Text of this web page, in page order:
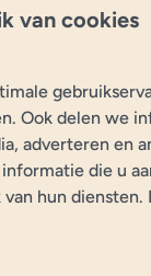
van cookies
Ook delen we
adverteren en
die u
hun